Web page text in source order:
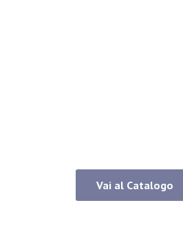
Vai al Catalogo